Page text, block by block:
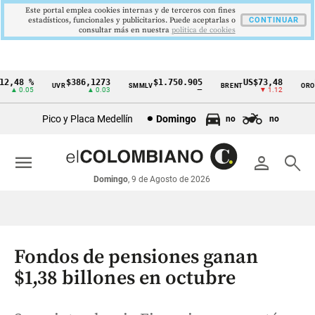
Cintillo
económicos
Colombia
%
▲ 0.05
UVR$386,1273
▲ 0.03
SMMLV$1.750.905 BRENTUS$73,48
▼ 1.12
ORO
Pico y Placa Medellín Domingo no no
person search
Domingo, 9 de Agosto de 2026
menu
Fondos de pensiones ganan
$1,38 billones en octubre
Este portal emplea cookies internas y de terceros con fines
estadísticos, funcionales y publicitarios. Puede aceptarlas o
consultar más en nuestra politica de cookies
CONTINUAR